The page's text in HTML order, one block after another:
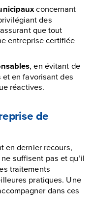
concernant
des
que tout
entreprise certifiée
, en évitant de
en favorisant des
réactives.
de
en dernier recours,
suffisent pas et qu’il
traitements
pratiques. Une
dans ces